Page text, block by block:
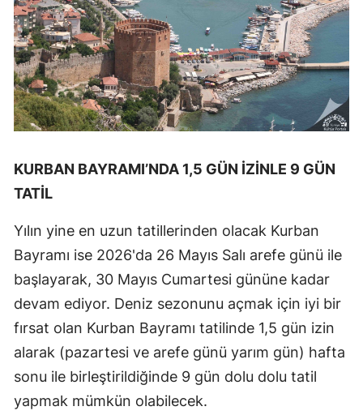
KURBAN BAYRAMI’NDA 1,5 GÜN İZİNLE 9 GÜN
TATİL
Yılın yine en uzun tatillerinden olacak Kurban
Bayramı ise 2026'da 26 Mayıs Salı arefe günü ile
başlayarak, 30 Mayıs Cumartesi gününe kadar
devam ediyor. Deniz sezonunu açmak için iyi bir
fırsat olan Kurban Bayramı tatilinde 1,5 gün izin
alarak (pazartesi ve arefe günü yarım gün) hafta
sonu ile birleştirildiğinde 9 gün dolu dolu tatil
yapmak mümkün olabilecek.